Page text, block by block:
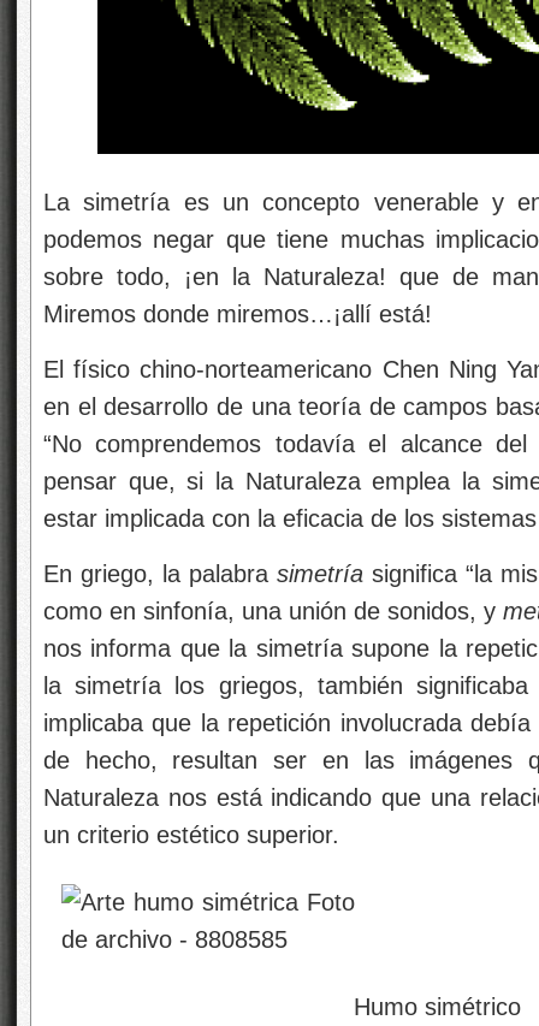
La simetría es un concepto venerable y
podemos negar que tiene muchas
sobre todo, ¡en la Naturaleza! que de
Miremos donde miremos…¡allí está!
El físico chino-norteamericano Chen Ning
en el desarrollo de una teoría de campos
“No comprendemos todavía el alcance
pensar que, si la Naturaleza emplea la
estar implicada con la eficacia de los
En griego, la palabra simetría significa “la
como en sinfonía, una unión de sonidos, y
nos informa que la simetría supone la
la simetría
los griegos, también
implicaba que la repetición involucrada
de hecho, resultan ser en las imágenes
Naturaleza nos está indicando que una
un criterio estético superior.
Humo simétrico